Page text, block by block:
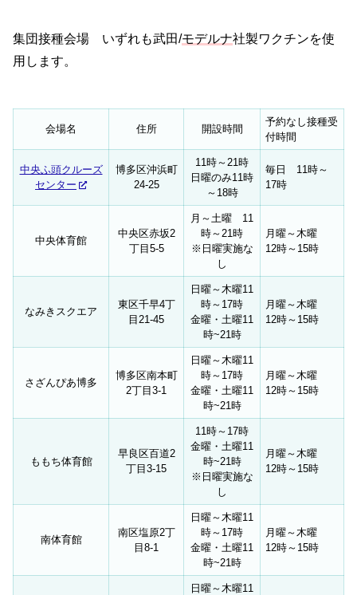
集団接種会場 いずれも武田/モデルナ社製ワクチンを使
用します。
会場名 住所 開設時間
予約なし接種受
付時間
中央ふ頭クルーズ
センター
博多区沖浜町
24-25
11時～21時
日曜のみ11時
～18時
毎日 11時～
17時
中央体育館
中央区赤坂2
丁目5-5
月～土曜 11
時～21時
※日曜実施な
し
月曜～木曜
12時～15時
なみきスクエア
東区千早4丁
目21-45
日曜～木曜11
時～17時
金曜・土曜11
時~21時
月曜～木曜
12時～15時
さざんぴあ博多
博多区南本町
2丁目3-1
日曜～木曜11
時～17時
金曜・土曜11
時~21時
月曜～木曜
12時～15時
ももち体育館
早良区百道2
丁目3-15
11時～17時
金曜・土曜11
時~21時
※日曜実施な
し
月曜～木曜
12時～15時
南体育館
南区塩原2丁
目8-1
日曜～木曜11
時～17時
金曜・土曜11
時~21時
月曜～木曜
12時～15時
日曜～木曜11